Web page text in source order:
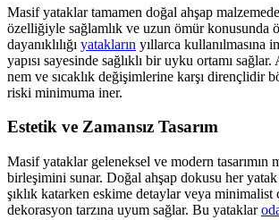
Masif yataklar tamamen doğal ahşap
özelliğiyle sağlamlık ve uzun ömür konusunda
dayanıklılığı yatakların yıllarca kullanılmasına
yapısı sayesinde sağlıklı bir uyku ortamı sağlar.
nem ve sıcaklık değişimlerine karşı dirençlidir
riski minimuma iner.
Estetik ve Zamansız Tasarım
Masif yataklar geleneksel ve modern tasarımın
birleşimini sunar. Doğal ahşap dokusu her
şıklık katarken eskime detaylar veya
dekorasyon tarzına uyum sağlar. Bu yataklar